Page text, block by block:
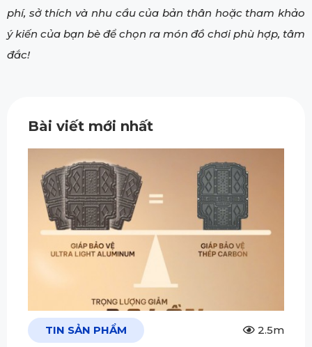
phí, sở thích và nhu cầu của bản thân hoặc tham khảo
ý kiến của bạn bè để chọn ra món đồ chơi phù hợp, tâm
đắc!
Bài viết mới nhất
TIN SẢN PHẨM 2.5m